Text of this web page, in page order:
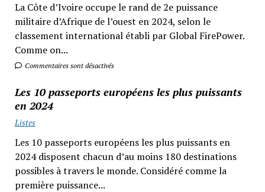
La Côte d’Ivoire occupe le rand de 2e puissance
militaire d’Afrique de l’ouest en 2024, selon le
classement international établi par Global FirePower.
Comme on...
Commentaires sont désactivés
Les 10 passeports européens les plus puissants
en 2024
Listes
Les 10 passeports européens les plus puissants en
2024 disposent chacun d’au moins 180 destinations
possibles à travers le monde. Considéré comme la
première puissance...